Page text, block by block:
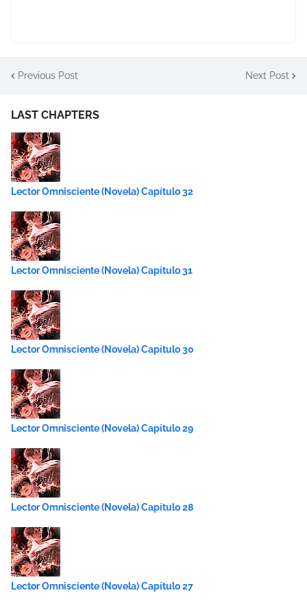
Previous Post Next Post
LAST CHAPTERS
Lector Omnisciente (Novela) Capítulo 32
Lector Omnisciente (Novela) Capítulo 31
Lector Omnisciente (Novela) Capítulo 30
Lector Omnisciente (Novela) Capítulo 29
Lector Omnisciente (Novela) Capítulo 28
Lector Omnisciente (Novela) Capítulo 27